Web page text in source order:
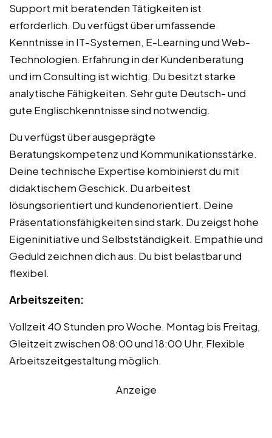
Support mit beratenden Tätigkeiten ist
erforderlich. Du verfügst über umfassende
Kenntnisse in IT-Systemen, E-Learning und Web-
Technologien. Erfahrung in der Kundenberatung
und im Consulting ist wichtig. Du besitzt starke
analytische Fähigkeiten. Sehr gute Deutsch- und
gute Englischkenntnisse sind notwendig.
Du verfügst über ausgeprägte
Beratungskompetenz und Kommunikationsstärke.
Deine technische Expertise kombinierst du mit
didaktischem Geschick. Du arbeitest
lösungsorientiert und kundenorientiert. Deine
Präsentationsfähigkeiten sind stark. Du zeigst hohe
Eigeninitiative und Selbstständigkeit. Empathie und
Geduld zeichnen dich aus. Du bist belastbar und
flexibel.
Arbeitszeiten:
Vollzeit 40 Stunden pro Woche. Montag bis Freitag,
Gleitzeit zwischen 08:00 und 18:00 Uhr. Flexible
Arbeitszeitgestaltung möglich.
Anzeige